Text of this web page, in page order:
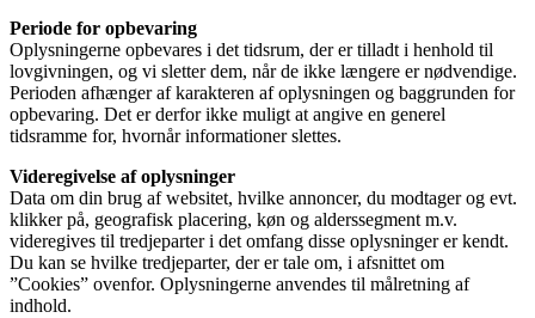
Periode for opbevaring
Oplysningerne opbevares i det tidsrum, der er tilladt i henhold til
lovgivningen, og vi sletter dem, når de ikke længere er nødvendige.
Perioden afhænger af karakteren af oplysningen og baggrunden for
opbevaring. Det er derfor ikke muligt at angive en generel
tidsramme for, hvornår informationer slettes.
Videregivelse af oplysninger
Data om din brug af websitet, hvilke annoncer, du modtager og evt.
klikker på, geografisk placering, køn og alderssegment m.v.
videregives til tredjeparter i det omfang disse oplysninger er kendt.
Du kan se hvilke tredjeparter, der er tale om, i afsnittet om
”Cookies” ovenfor. Oplysningerne anvendes til målretning af
indhold.